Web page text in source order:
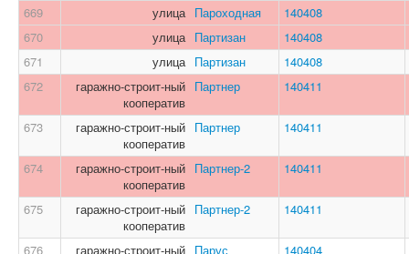
669
улица Пароходная
140408
670
улица Партизан
140408
671
улица Партизан
140408
672
гаражно-строит-ный
кооператив
Партнер 140411
673
гаражно-строит-ный
кооператив
Партнер 140411
674
гаражно-строит-ный
кооператив
Партнер-2 140411
675
гаражно-строит-ный
кооператив
Партнер-2 140411
676 гаражно-строит-ный Парус 140404